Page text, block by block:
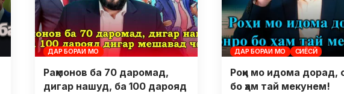
ДАР БОРАИ МО
Раҳмонов ба 70 даромад,
дигар нашуд, ба 100 дарояд
ДАР БОРАИ МО СИЁСӢ
Роҳи мо идома дорад,
бо ҳам тай мекунем!